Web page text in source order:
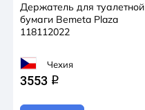
Держатель для туалетной
бумаги Bemeta Plaza
118112022
Чехия
3553 q